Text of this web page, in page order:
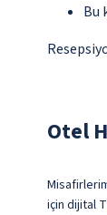
Bu
Otel
için dijital